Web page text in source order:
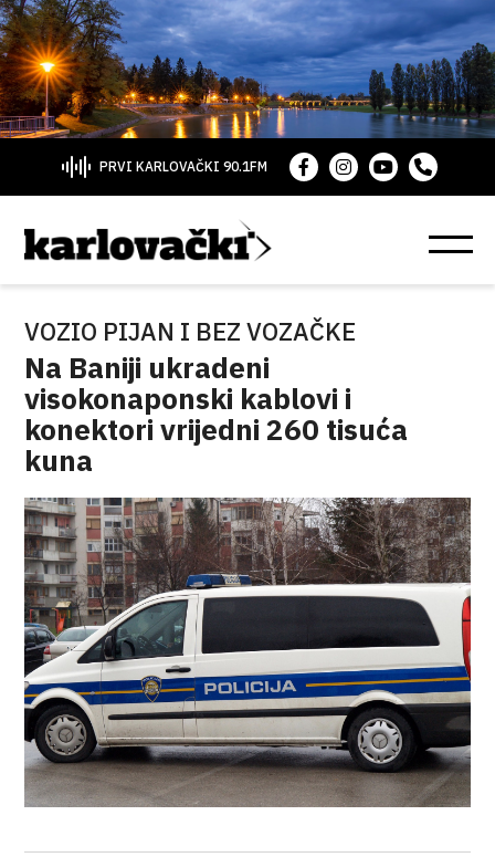
PRVI KARLOVAČKI 90.1FM
VOZIO PIJAN I BEZ VOZAČKE
Na Baniji ukradeni
visokonaponski kablovi i
konektori vrijedni 260 tisuća
kuna